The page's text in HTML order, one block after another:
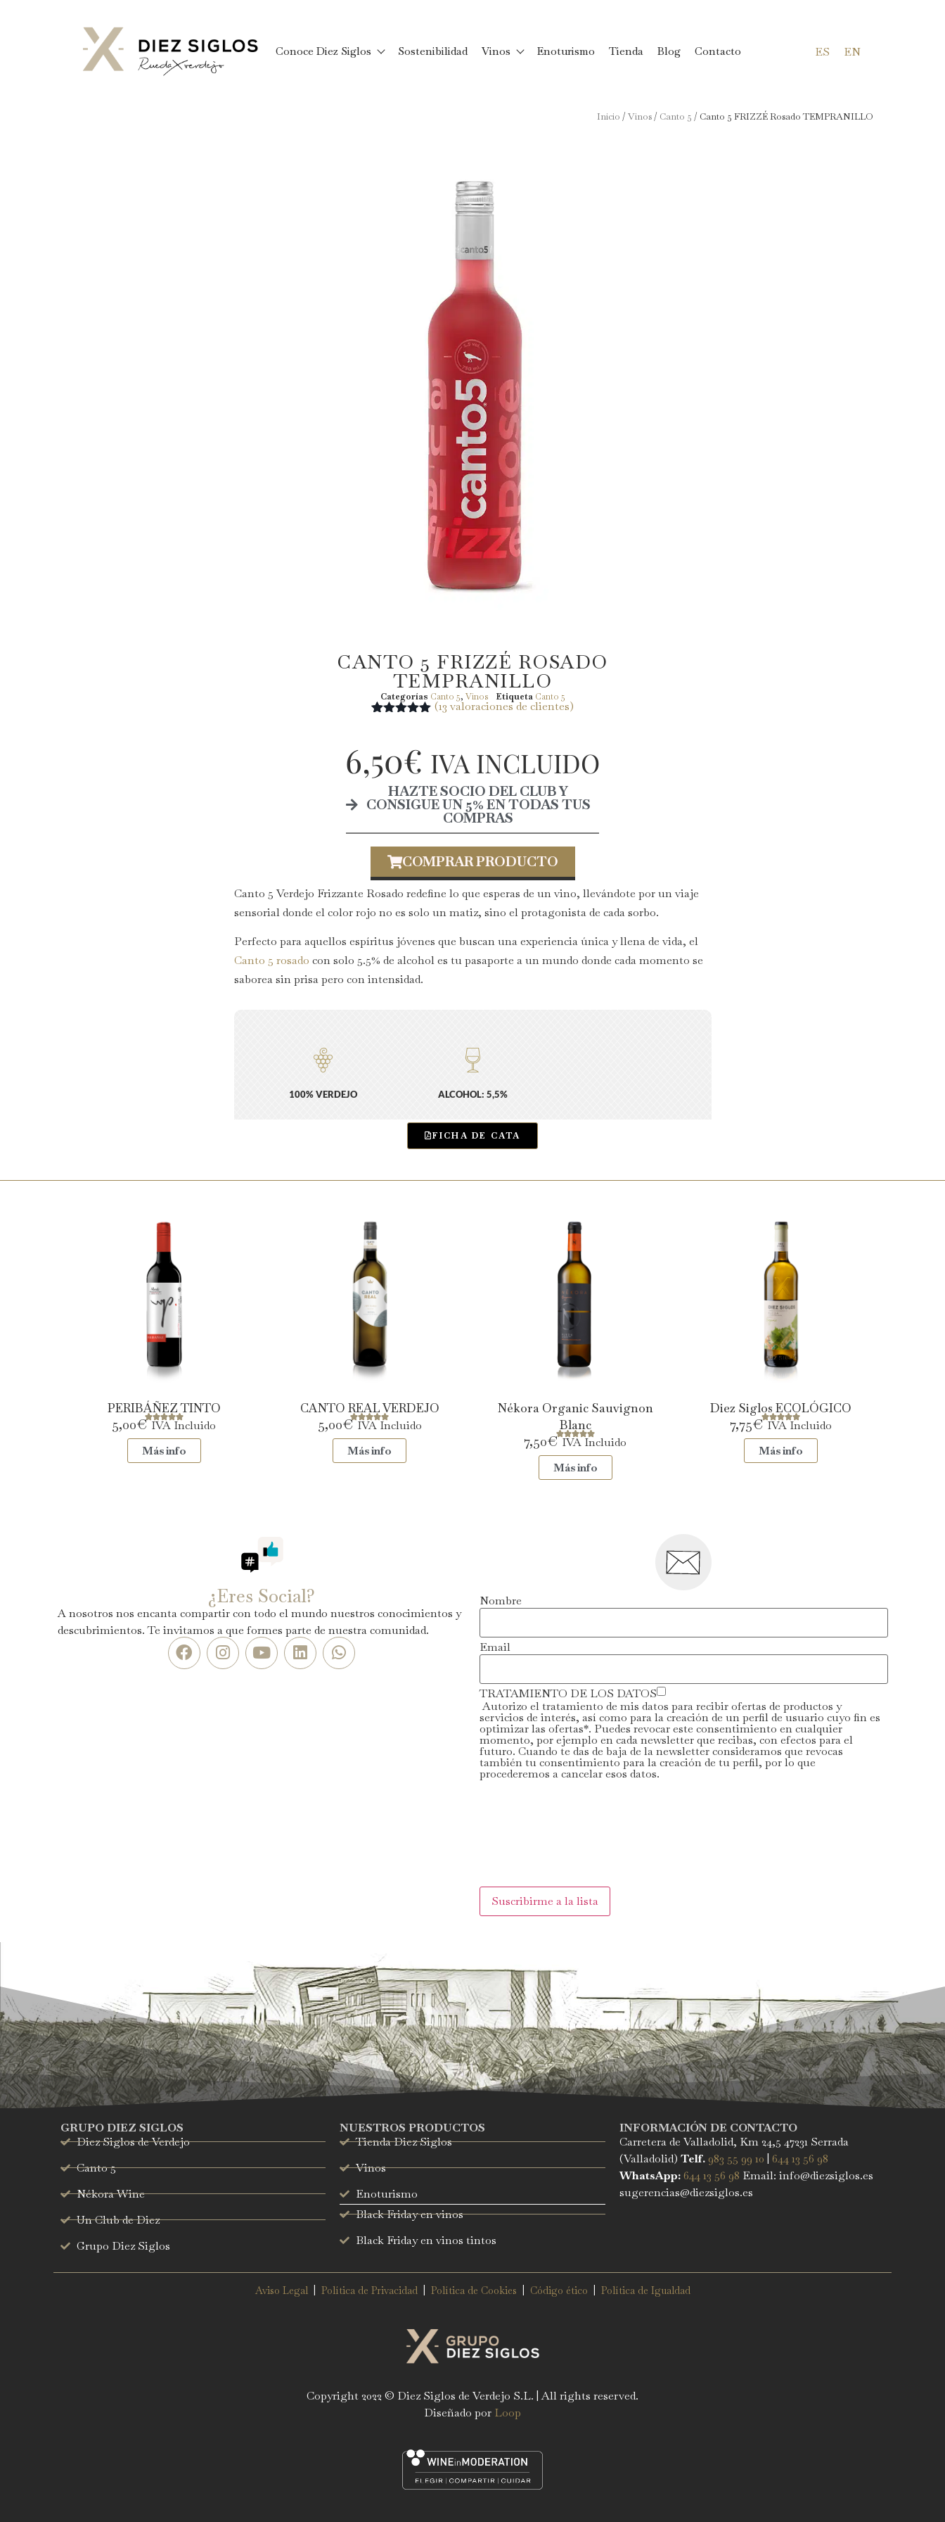
Conoce Diez Siglos Sostenibilidad Vinos Enoturismo Tienda Blog Contacto ES EN
Inicio / Vinos / Canto 5 / Canto 5 FRIZZÉ Rosado TEMPRANILLO
CANTO 5 FRIZZÉ ROSADO
TEMPRANILLO
Categorías Canto 5, Vinos Etiqueta Canto 5
a
valoraciones
de clientes
(13 valoraciones de clientes)
6,50€ IVA INCLUIDO
HAZTE SOCIO DEL CLUB Y
CONSIGUE UN 5% EN TODAS TUS
COMPRAS
COMPRAR PRODUCTO
Canto 5 Verdejo Frizzante Rosado redefine lo que esperas de un vino, llevándote por un viaje
sensorial donde el color rojo no es solo un matiz, sino el protagonista de cada sorbo.
Perfecto para aquellos espíritus jóvenes que buscan una experiencia única y llena de vida, el
Canto 5 rosado con solo 5.5% de alcohol es tu pasaporte a un mundo donde cada momento se
saborea sin prisa pero con intensidad.
100% VERDEJO ALCOHOL: 5,5%
FICHA DE CATA
PERIBÁÑEZ TINTO
5,00€ IVA Incluido
Más info
CANTO REAL VERDEJO
5,00€ IVA Incluido
Más info
Nékora Organic Sauvignon
Blanc
7,50€ IVA Incluido
Más info
Diez Siglos ECOLÓGICO
7,75€ IVA Incluido
Más info
¿Eres Social?
A nosotros nos encanta compartir con todo el mundo nuestros conocimientos y
descubrimientos. Te invitamos a que formes parte de nuestra comunidad.
Nombre
Email
TRATAMIENTO DE LOS DATOS
Autorizo el tratamiento de mis datos para recibir ofertas de productos y
servicios de interés, así como para la creación de un perfil de usuario cuyo fin es
optimizar las ofertas*. Puedes revocar este consentimiento en cualquier
momento, por ejemplo en cada newsletter que recibas, con efectos para el
futuro. Cuando te das de baja de la newsletter consideramos que revocas
también tu consentimiento para la creación de tu perfil, por lo que
procederemos a cancelar esos datos.
GRUPO DIEZ SIGLOS
Diez Siglos de Verdejo
Canto 5
Nékora Wine
Un Club de Diez
Grupo Diez Siglos
NUESTROS PRODUCTOS
Tienda Diez Siglos
Vinos
Enoturismo
Black Friday en vinos
Black Friday en vinos tintos
INFORMACIÓN DE CONTACTO
Carretera de Valladolid, Km 24,5 47231 Serrada
(Valladolid) Telf. 983 55 99 10 | 644 13 56 98
WhatsApp: 644 13 56 98 Email: info@diezsiglos.es
sugerencias@diezsiglos.es
Aviso Legal| Política de Privacidad| Política de Cookies Código ético Política de Igualdad
Copyright 2022 © Diez Siglos de Verdejo S.L. | All rights reserved.
Diseñado por Loop